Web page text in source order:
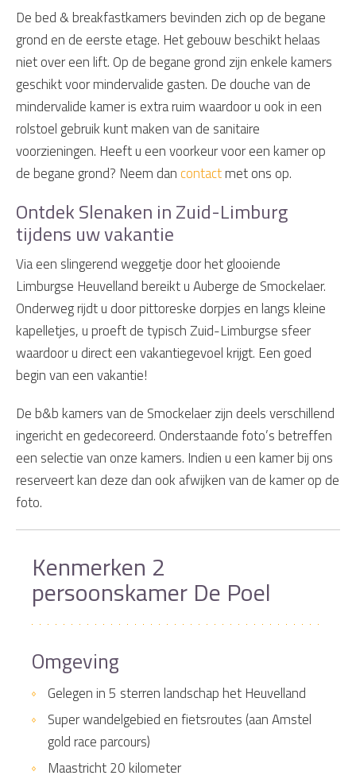
De bed & breakfastkamers bevinden zich op de begane
grond en de eerste etage. Het gebouw beschikt helaas
niet over een lift. Op de begane grond zijn enkele kamers
geschikt voor mindervalide gasten. De douche van de
mindervalide kamer is extra ruim waardoor u ook in een
rolstoel gebruik kunt maken van de sanitaire
voorzieningen. Heeft u een voorkeur voor een kamer op
de begane grond? Neem dan contactmet ons op.
Ontdek Slenaken in Zuid-Limburg
tijdens uw vakantie
Via een slingerend weggetje door het glooiende
Limburgse Heuvelland bereikt u Auberge de Smockelaer.
Onderweg rijdt u door pittoreske dorpjes en langs kleine
kapelletjes, u proeft de typisch Zuid-Limburgse sfeer
waardoor u direct een vakantiegevoel krijgt. Een goed
begin van een vakantie!
De b&b kamers van de Smockelaer zijn deels verschillend
ingericht en gedecoreerd. Onderstaande foto’s betreffen
een selectie van onze kamers. Indien u een kamer bij ons
reserveert kan deze dan ook afwijken van de kamer op de
foto.
Kenmerken 2
persoonskamer De Poel
Omgeving
Gelegen in 5 sterren landschap het Heuvelland
Super wandelgebied en fietsroutes (aan Amstel
gold race parcours)
Maastricht 20 kilometer